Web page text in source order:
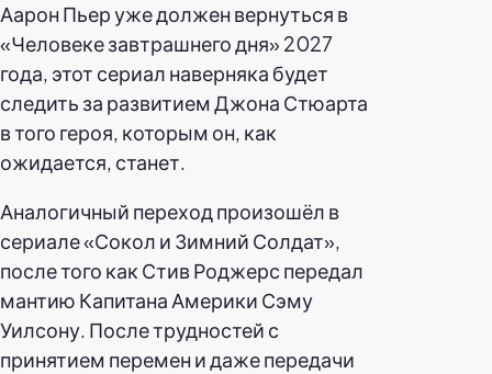
Аарон Пьер уже должен вернуться в
«Человеке завтрашнего дня» 2027
года, этот сериал наверняка будет
следить за развитием Джона Стюарта
в того героя, которым он, как
ожидается, станет.
Аналогичный переход произошёл в
сериале «Сокол и Зимний Солдат»,
после того как Стив Роджерс передал
мантию Капитана Америки Сэму
Уилсону. После трудностей с
принятием перемен и даже передачи